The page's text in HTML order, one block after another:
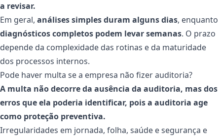
a revisar.
Em geral, análises simples duram alguns dias, enquanto
diagnósticos completos podem levar semanas. O prazo
depende da complexidade das rotinas e da maturidade
dos processos internos.
Pode haver multa se a empresa não fizer auditoria?
A multa não decorre da ausência da auditoria, mas dos
erros que ela poderia identificar, pois a auditoria age
como proteção preventiva.
Irregularidades em jornada, folha, saúde e segurança e